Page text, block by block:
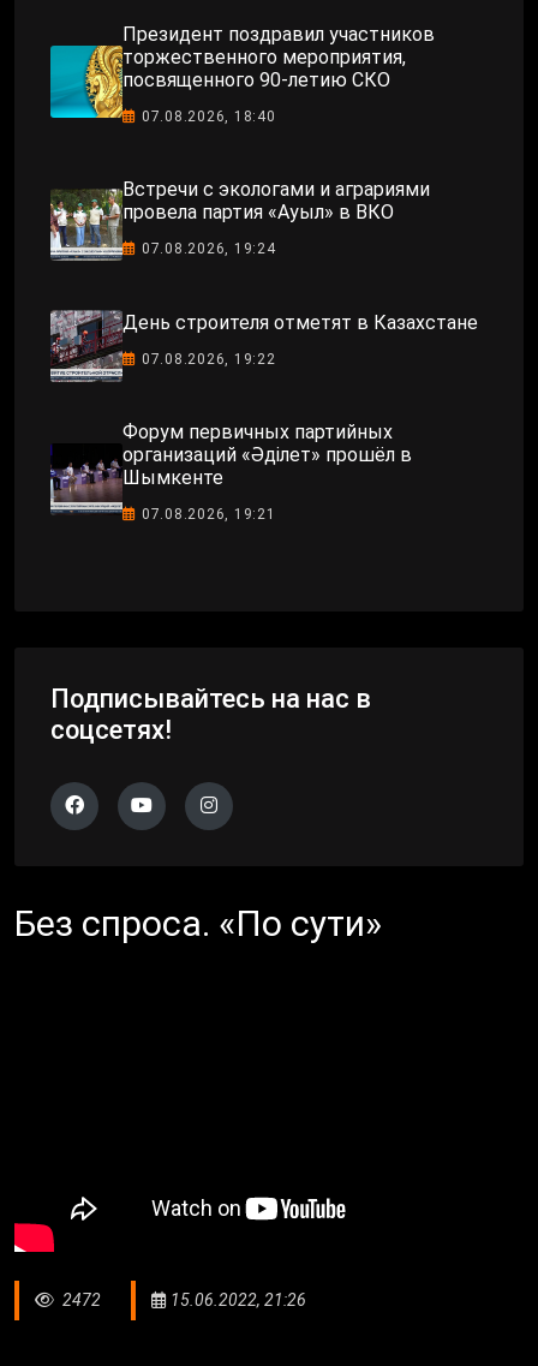
Президент поздравил участников
торжественного мероприятия,
посвященного 90-летию СКО
07.08.2026, 18:40
Встречи с экологами и аграриями
провела партия «Ауыл» в ВКО
07.08.2026, 19:24
День строителя отметят в Казахстане
07.08.2026, 19:22
Форум первичных партийных
организаций «Әділет» прошёл в
Шымкенте
07.08.2026, 19:21
Подписывайтесь на нас в
соцсетях!
Без спроса. «По сути»
2472 15.06.2022, 21:26